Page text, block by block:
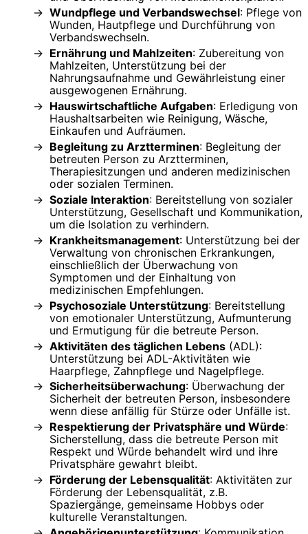
Wundpflege und Verbandswechsel: Pflege von
Wunden, Hautpflege und Durchführung von
Verbandswechseln.
Ernährung und Mahlzeiten: Zubereitung von
Mahlzeiten, Unterstützung bei der
Nahrungsaufnahme und Gewährleistung einer
ausgewogenen Ernährung.
Hauswirtschaftliche Aufgaben: Erledigung von
Haushaltsarbeiten wie Reinigung, Wäsche,
Einkaufen und Aufräumen.
Begleitung zu Arztterminen: Begleitung der
betreuten Person zu Arztterminen,
Therapiesitzungen und anderen medizinischen
oder sozialen Terminen.
Soziale Interaktion: Bereitstellung von sozialer
Unterstützung, Gesellschaft und Kommunikation,
um die Isolation zu verhindern.
Krankheitsmanagement: Unterstützung bei der
Verwaltung von chronischen Erkrankungen,
einschließlich der Überwachung von
Symptomen und der Einhaltung von
medizinischen Empfehlungen.
Psychosoziale Unterstützung: Bereitstellung
von emotionaler Unterstützung, Aufmunterung
und Ermutigung für die betreute Person.
Aktivitäten des täglichen Lebens (ADL):
Unterstützung bei ADL-Aktivitäten wie
Haarpflege, Zahnpflege und Nagelpflege.
Sicherheitsüberwachung: Überwachung der
Sicherheit der betreuten Person, insbesondere
wenn diese anfällig für Stürze oder Unfälle ist.
Respektierung der Privatsphäre und Würde:
Sicherstellung, dass die betreute Person mit
Respekt und Würde behandelt wird und ihre
Privatsphäre gewahrt bleibt.
Förderung der Lebensqualität: Aktivitäten zur
Förderung der Lebensqualität, z.B.
Spaziergänge, gemeinsame Hobbys oder
kulturelle Veranstaltungen.